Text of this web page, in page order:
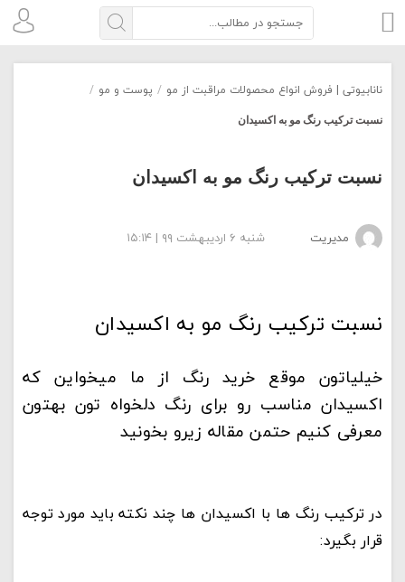
نانابیوتی | فروش انواع محصولات مراقبت از مو / پوست و مو /
نسبت ترکیب رنگ مو به اکسیدان
نسبت ترکیب رنگ مو به اکسیدان
مدیریت شنبه ۶ اردیبهشت ۹۹ | ۱۵:۱۴
نسبت ترکیب رنگ مو به اکسیدان
خیلیاتون موقع خرید رنگ از ما میخواین که
اکسیدان مناسب رو برای رنگ دلخواه تون بهتون
معرفی کنیم حتمن مقاله زیرو بخونید
در ترکیب رنگ ها با اکسیدان ها چند نکته باید مورد توجه
قرار بگیرد: